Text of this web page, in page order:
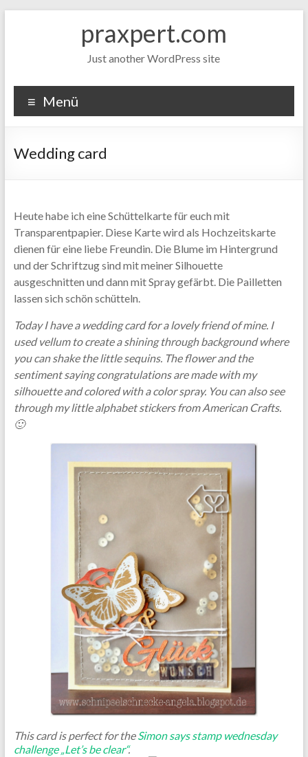
praxpert.com
Just another WordPress site
Menü
Wedding card
Heute habe ich eine Schüttelkarte für euch mit
Transparentpapier. Diese Karte wird als Hochzeitskarte
dienen für eine liebe Freundin. Die Blume im Hintergrund
und der Schriftzug sind mit meiner Silhouette
ausgeschnitten und dann mit Spray gefärbt. Die Pailletten
lassen sich schön schütteln.
Today I have a wedding card for a lovely friend of mine. I
used vellum to create a shining through background where
you can shake the little sequins. The flower and the
sentiment saying congratulations are made with my
silhouette and colored with a color spray. You can also see
through my little alphabet stickers from American Crafts.
🙂
This card is perfect for theSimon says stamp wednesday
challenge „Let’s be clear“.